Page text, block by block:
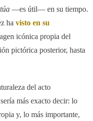
—es útil— en su tiempo.
ha visto en su
icónica propia del
pictórica posterior, hasta
del acto
más exacto decir: lo
y, lo más importante,